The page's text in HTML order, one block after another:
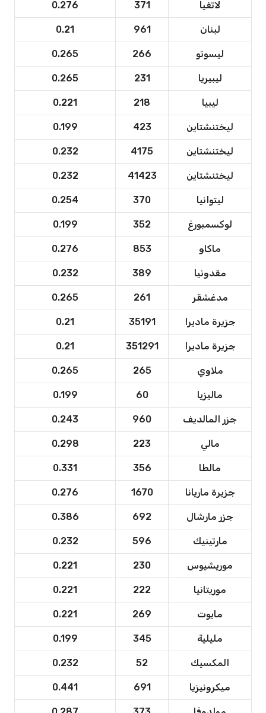
لاتفيا 371
0.276
لبنان 961
0.21
ليسوتو 266
0.265
ليبيريا 231
0.265
ليبيا 218
0.221
ليختنشتاين 423
0.199
ليختنشتاين 4175
0.232
ليختنشتاين 41423
0.232
ليتوانيا 370
0.254
لوكسمبورغ 352
0.199
ماكاو 853
0.276
مقدونيا 389
0.232
مدغشقر 261
0.265
جزيرة ماديرا 35191
0.21
جزيرة ماديرا 351291
0.21
ملاوي 265
0.265
ماليزيا 60
0.199
جزر المالديف 960
0.243
مالي 223
0.298
مالطا 356
0.331
جزيرة ماريانا 1670
0.276
جزر مارشال 692
0.386
مارتينيك 596
0.232
موريشيوس 230
0.221
موريتانيا 222
0.221
مايوت 269
0.221
مليلية 345
0.199
المكسيك 52
0.232
ميكرونيزيا 691
0.441